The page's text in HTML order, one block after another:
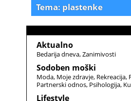
Tema: plastenke
Aktualno
Bedarija dneva Zanimivosti
Sodoben moški
Moda Moje zdravje Rekreacija
Partnerski odnos Psihologija
Lifestyle